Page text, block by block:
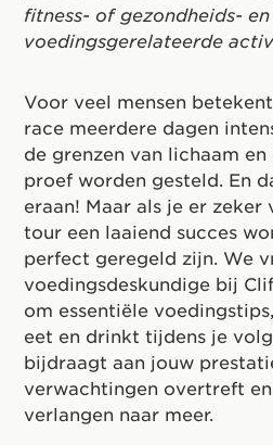
fitness- of gezondheids- en
voedingsgerelateerde
Voor veel mensen
race meerdere dagen
de grenzen van lichaam
proef worden gesteld. En
eraan! Maar als je er
tour een laaiend succes
perfect geregeld zijn. We
voedingsdeskundige bij
om essentiële
eet en drinkt tijdens je
bijdraagt aan jouw
verwachtingen overtreft
verlangen naar meer.